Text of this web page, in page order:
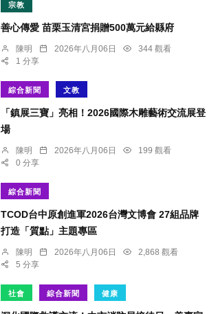
宗教
善心傳愛 苗栗玉清宮捐贈500萬元給縣府
陳明 2026年八月06日
344 觀看
1 分享
綜合新聞 文教
「鎮展三寶」亮相！2026國際木雕藝術交流展登
場
陳明 2026年八月06日
199 觀看
0 分享
綜合新聞
TCOD台中原創進軍2026台灣文博會 27組品牌
打造「質點」主題專區
陳明 2026年八月06日
2,868 觀看
5 分享
社會 綜合新聞 健康